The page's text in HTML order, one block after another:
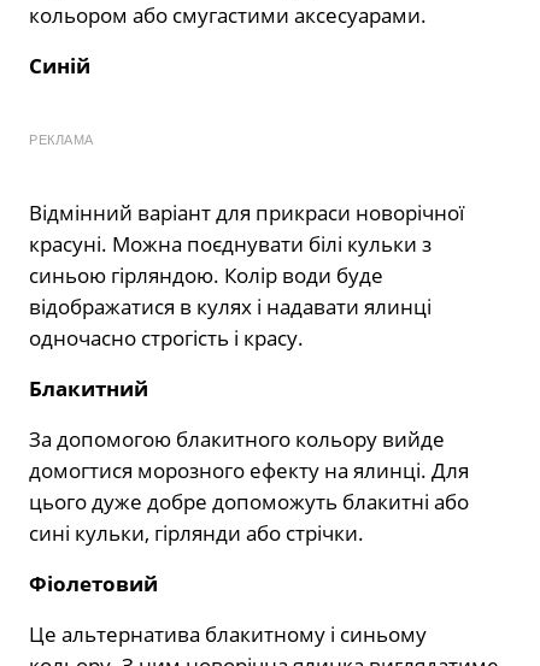
кольором або смугастими аксесуарами.
Синій
РЕКЛАМА
Відмінний варіант для прикраси новорічної
красуні. Можна поєднувати білі кульки з
синьою гірляндою. Колір води буде
відображатися в кулях і надавати ялинці
одночасно строгість і красу.
Блакитний
За допомогою блакитного кольору вийде
домогтися морозного ефекту на ялинці. Для
цього дуже добре допоможуть блакитні або
сині кульки, гірлянди або стрічки.
Фіолетовий
Це альтернатива блакитному і синьому